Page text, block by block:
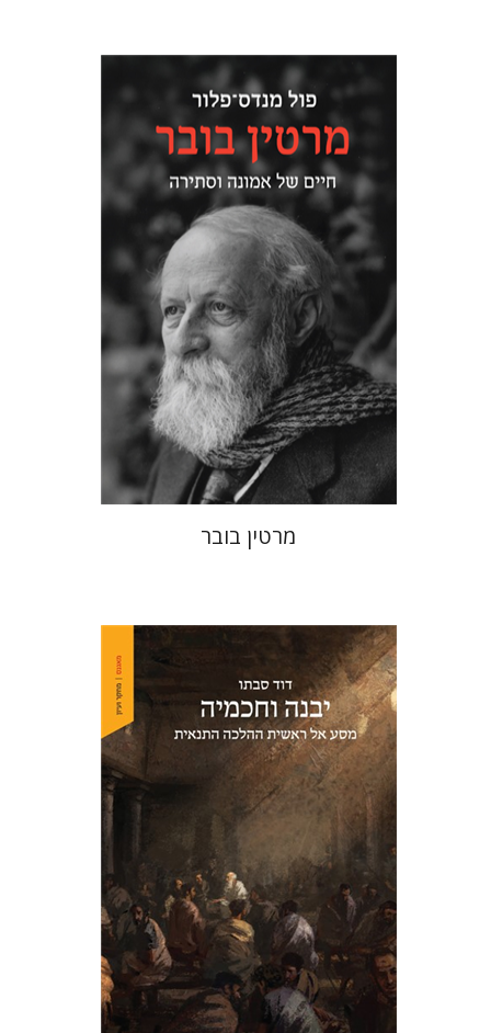
פול מנדס-פלור
מתן אורם
הנחת אתר ספר מודפס
$35
$32
מרטין בובר
דוד סבתו
הנחת אתר ספר מודפס
$46
$41